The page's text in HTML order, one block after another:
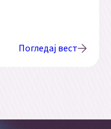
Погледај вест